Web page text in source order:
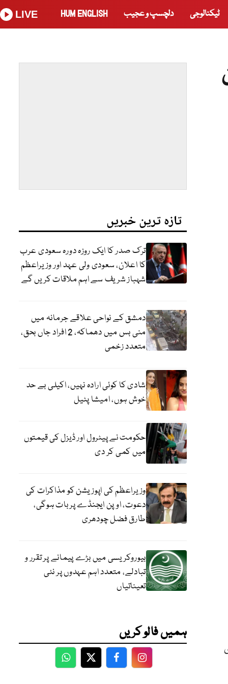
ٹیکنالوجی دلچسپ و عجیب HUM ENGLISH
LIVE
تازہ ترین خبریں
ترک صدر کا ایک روزہ دورہ سعودی عرب
کا اعلان، سعودی ولی عہد اور وزیراعظم
شہباز شریف سے اہم ملاقات کریں گے
دمشق کے نواحی علاقے جرمانہ میں
منی بس میں دھماکہ، 2 افراد جاں بحق،
متعدد زخمی
شادی کا کوئی ارادہ نہیں، اکیلی بے حد
خوش ہوں، امیشا پٹیل
حکومت نے پیٹرول اور ڈیزل کی قیمتوں
میں کمی کر دی
وزیراعظم کی اپوزیشن کو مذاکرات کی
دعوت، اوپن ایجنڈے پر بات ہوگی،
طارق فضل چودھری
بیوروکریسی میں بڑے پیمانے پر تقرر و
تبادلے، متعدد اہم عہدوں پر نئی
تعیناتیاں
ہمیں فالو کریں
WhatsApp
TwitterFacebookFacebook